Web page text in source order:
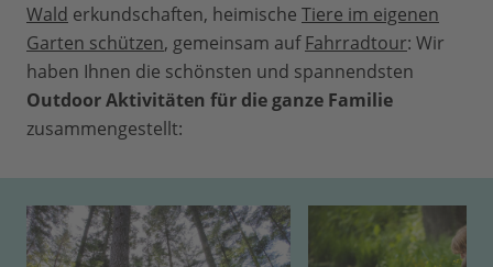
Wald erkundschaften, heimische Tiere im eigenen
Garten schützen, gemeinsam aufFahrradtour: Wir
haben Ihnen die schönsten und spannendsten
Outdoor Aktivitäten für die ganze Familie
zusammengestellt: